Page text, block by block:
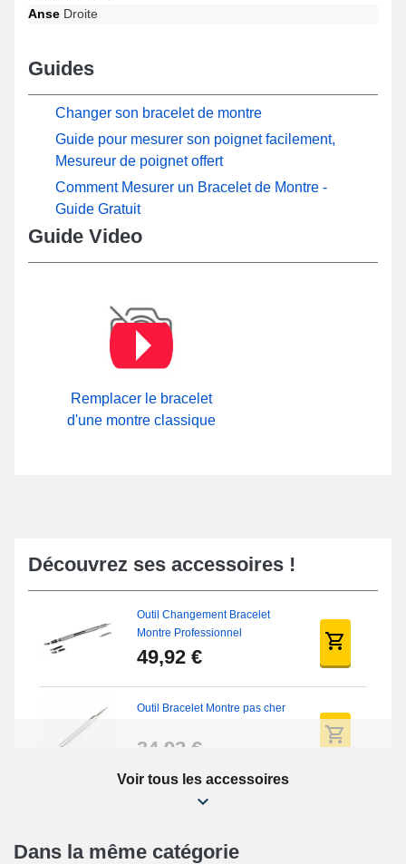
Anse Droite
Guides
Changer son bracelet de montre
Guide pour mesurer son poignet facilement,
Mesureur de poignet offert
Comment Mesurer un Bracelet de Montre -
Guide Gratuit
Guide Video
Remplacer le bracelet
d'une montre classique
Découvrez ses accessoires !
Outil Changement Bracelet
Montre Professionnel
49,92 €
Outil Bracelet Montre pas cher
34,92 €
Kit Réparation Montre Débutant
16,90 €
Voir tous les accessoires
Dans la même catégorie